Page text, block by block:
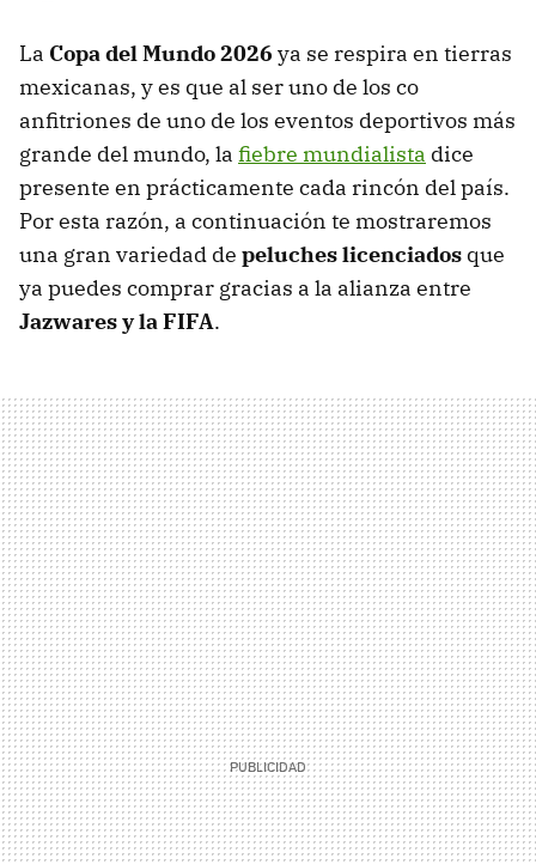
La Copa del Mundo 2026 ya se respira en tierras
mexicanas, y es que al ser uno de los co
anfitriones de uno de los eventos deportivos más
grande del mundo, la fiebre mundialista dice
presente en prácticamente cada rincón del país.
Por esta razón, a continuación te mostraremos
una gran variedad de peluches licenciados que
ya puedes comprar gracias a la alianza entre
Jazwares y la FIFA.